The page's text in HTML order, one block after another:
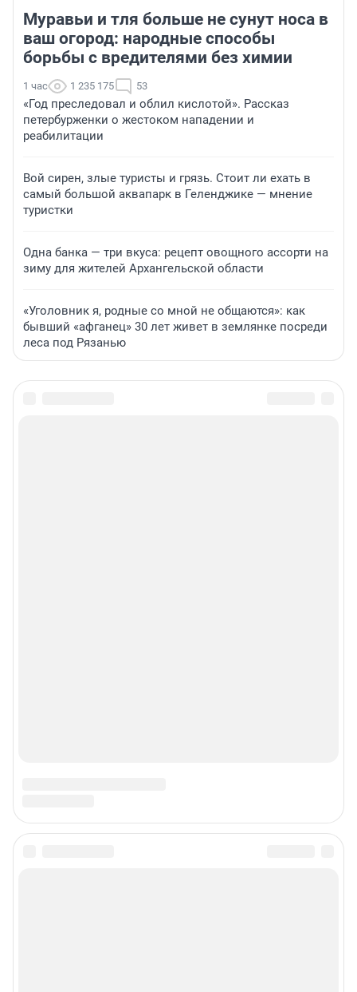
Муравьи и тля больше не сунут носа в
ваш огород: народные способы
борьбы с вредителями без химии
1 час 1 235 175 53
«Год преследовал и облил кислотой». Рассказ
петербурженки о жестоком нападении и
реабилитации
Вой сирен, злые туристы и грязь. Стоит ли ехать в
самый большой аквапарк в Геленджике — мнение
туристки
Одна банка — три вкуса: рецепт овощного ассорти на
зиму для жителей Архангельской области
«Уголовник я, родные со мной не общаются»: как
бывший «афганец» 30 лет живет в землянке посреди
леса под Рязанью